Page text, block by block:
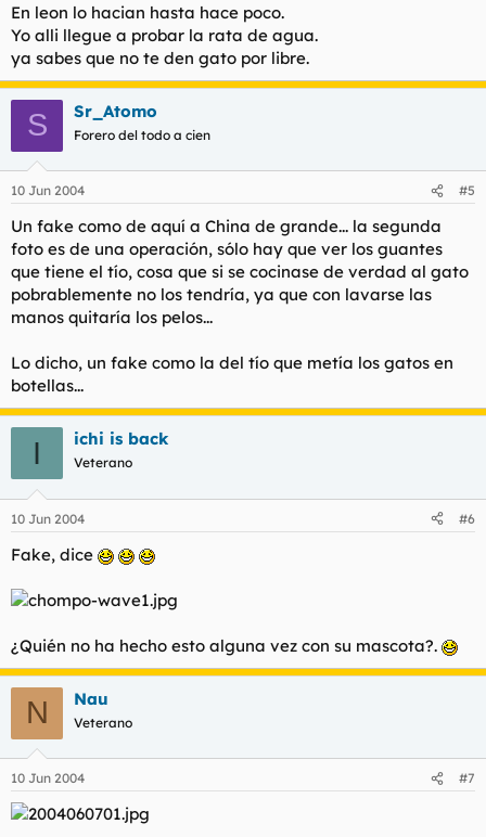
En leon lo hacian hasta hace poco.
Yo alli llegue a probar la rata de agua.
ya sabes que no te den gato por libre.
S Sr_Atomo
Forero del todo a cien
10 Jun 2004 #5
Un fake como de aquí a China de grande... la segunda
foto es de una operación, sólo hay que ver los guantes
que tiene el tío, cosa que si se cocinase de verdad al gato
pobrablemente no los tendría, ya que con lavarse las
manos quitaría los pelos...
Lo dicho, un fake como la del tío que metía los gatos en
botellas...
I ichi is back
Veterano
10 Jun 2004 #6
Fake, dice
¿Quién no ha hecho esto alguna vez con su mascota?.
N Nau
Veterano
10 Jun 2004 #7